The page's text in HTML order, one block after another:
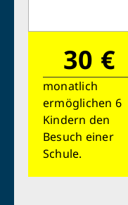
30 €
monatlich
ermöglichen 6
Kindern den
Besuch einer
Schule.
Retten
Schon 50
bewirken:
sauberes
Sauberes
Krankheit,